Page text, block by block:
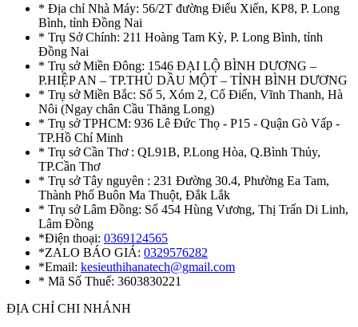
* Địa chỉ Nhà Máy: 56/2T đường Điểu Xiển, KP8, P. Long
Bình, tỉnh Đồng Nai
* Trụ Sở Chính: 211 Hoàng Tam Kỳ, P. Long Bình, tỉnh
Đồng Nai
* Trụ sở Miền Đông: 1546 ĐẠI LỘ BÌNH DƯƠNG –
P.HIỆP AN – TP.THỦ DẦU MỘT – TỈNH BÌNH DƯƠNG
* Trụ sở Miền Bắc: Số 5, Xóm 2, Cổ Điển, Vĩnh Thanh, Hà
Nôi (Ngay chân Cầu Thăng Long)
* Trụ sở TPHCM: 936 Lê Đức Thọ - P15 - Quận Gò Vấp -
TP.Hồ Chí Minh
* Trụ sở Cần Thơ : QL91B, P.Long Hòa, Q.Bình Thủy,
TP.Cần Thơ
* Trụ sở Tây nguyên : 231 Đường 30.4, Phường Ea Tam,
Thành Phố Buôn Ma Thuột, Đắk Lắk
* Trụ sở Lâm Đồng: Số 454 Hùng Vương, Thị Trấn Di Linh,
Lâm Đồng
*Điện thoại: 0369124565
*ZALO BÁO GIÁ: 0329576282
*Email: kesieuthihanatech@gmail.com
* Mã Số Thuế: 3603830221
ĐỊA CHỈ CHI NHÁNH